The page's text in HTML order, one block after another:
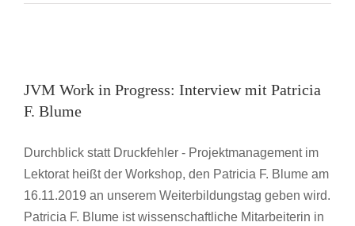
Work
Mai
JVM Work in Progress
JVM Work in Progress: Interview mit Patricia
F. Blume
Durchblick statt Druckfehler - Projektmanagement im
Lektorat heißt der Workshop, den Patricia F. Blume am
16.11.2019 an unserem Weiterbildungstag geben wird.
Patricia F. Blume ist wissenschaftliche Mitarbeiterin in